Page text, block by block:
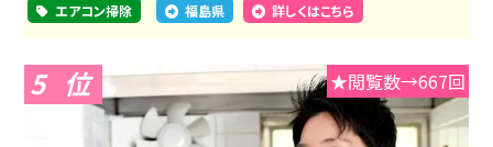
エアコン掃除 福島県 詳しくはこちら
5 ★閲覧数→667回